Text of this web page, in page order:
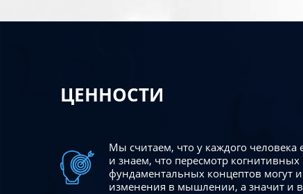
ЦЕННОСТИ
Мы считаем, что у каждого человека
и знаем, что пересмотр
фундаментальных концептов могут
изменения в мышлении, а значит и